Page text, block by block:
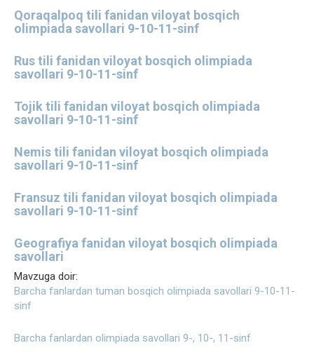
Qoraqalpoq tili fanidan viloyat bosqich
olimpiada savollari 9-10-11-sinf
Rus tili fanidan viloyat bosqich olimpiada
savollari 9-10-11-sinf
Tojik tili fanidan viloyat bosqich olimpiada
savollari 9-10-11-sinf
Nemis tili fanidan viloyat bosqich olimpiada
savollari 9-10-11-sinf
Fransuz tili fanidan viloyat bosqich olimpiada
savollari 9-10-11-sinf
Geografiya fanidan viloyat bosqich olimpiada
savollari
Mavzuga doir:
Barcha fanlardan tuman bosqich olimpiada savollari 9-10-11-
sinf
Barcha fanlardan olimpiada savollari 9-, 10-, 11-sinf